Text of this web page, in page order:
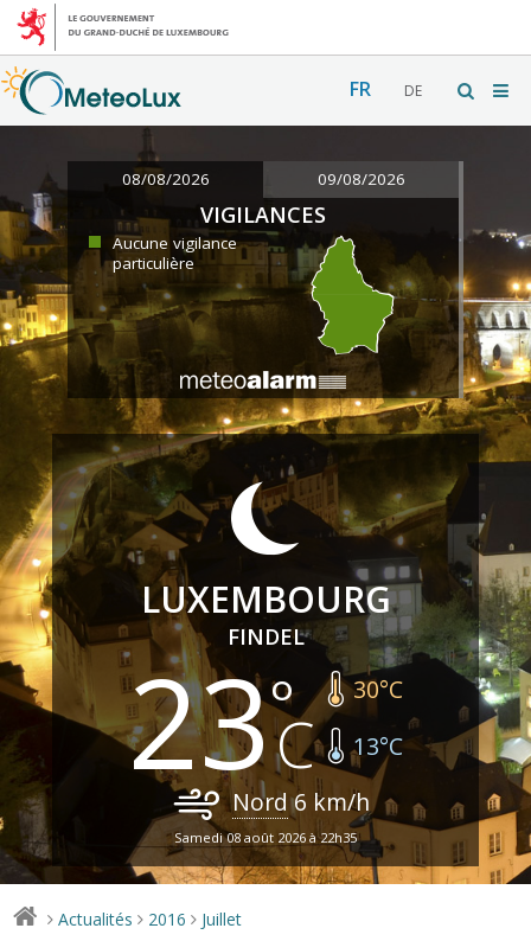
FR DE
08/08/2026 09/08/2026
VIGILANCES
Aucune vigilance
particulière
LUXEMBOURG
FINDEL
23 30°C
13°C
Nord6 km/h
Samedi 08 août 2026 à 22h35
> Actualités > 2016 > Juillet